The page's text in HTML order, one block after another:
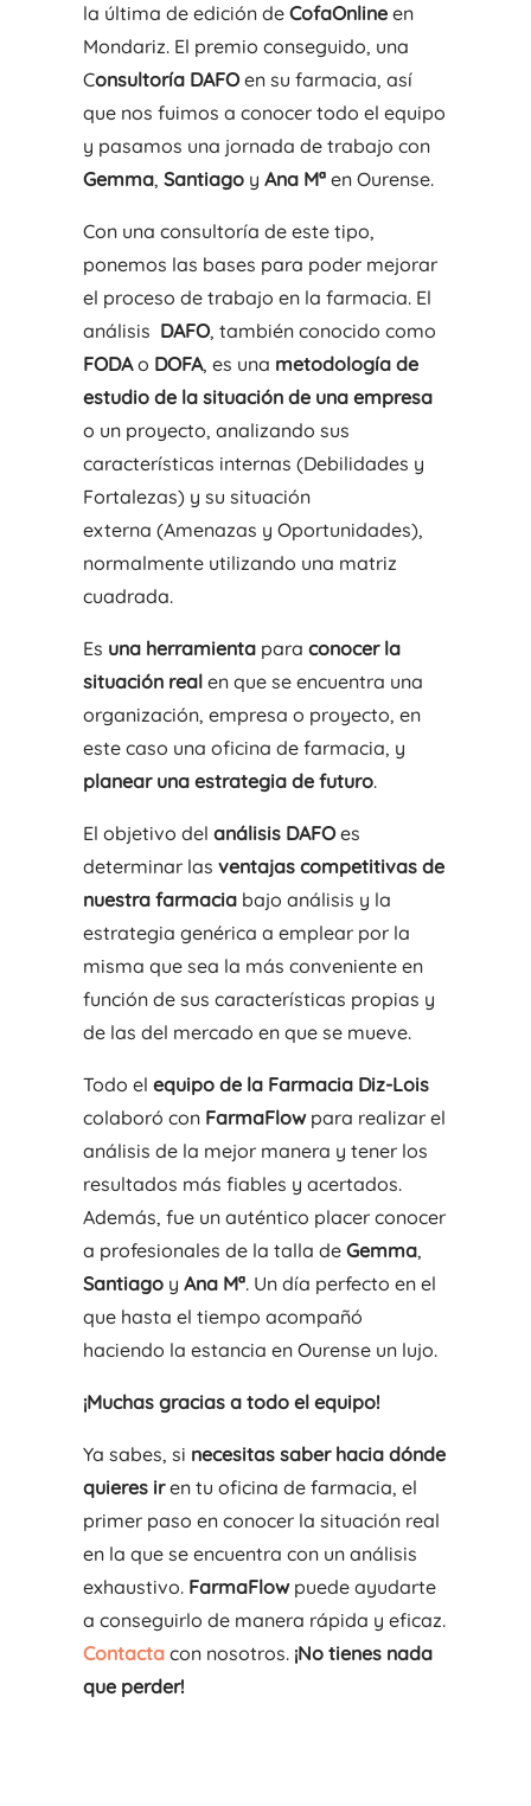
la última de edición de CofaOnlineen
Mondariz. El premio conseguido, una
Consultoría DAFOen su farmacia, así
que nos fuimos a conocer todo el equipo
y pasamos una jornada de trabajo con
Gemma, Santiagoy Ana Mªen Ourense.
Con una consultoría de este tipo,
ponemos las bases para poder mejorar
el proceso de trabajo en la farmacia. El
análisis DAFO, también conocido como
FODAo DOFA, es una metodología de
estudio de la situación de una empresa
o un proyecto, analizando sus
características internas (Debilidades y
Fortalezas) y su situación
externa (Amenazas y Oportunidades),
normalmente utilizando una matriz
cuadrada.
Es una herramientapara conocer la
situación realen que se encuentra una
organización, empresa o proyecto, en
este caso una oficina de farmacia, y
planear una estrategia de futuro.
El objetivo del análisis DAFOes
determinar las ventajas competitivas de
nuestra farmaciabajo análisis y la
estrategia genérica a emplear por la
misma que sea la más conveniente en
función de sus características propias y
de las del mercado en que se mueve.
Todo el equipo de la Farmacia Diz-Lois
colaboró con FarmaFlowpara realizar el
análisis de la mejor manera y tener los
resultados más fiables y acertados.
Además, fue un auténtico placer conocer
a profesionales de la talla de Gemma,
Santiagoy Ana Mª. Un día perfecto en el
que hasta el tiempo acompañó
haciendo la estancia en Ourense un lujo.
¡Muchas gracias a todo el equipo!
Ya sabes, si necesitas saber hacia dónde
quieres iren tu oficina de farmacia, el
primer paso en conocer la situación real
en la que se encuentra con un análisis
exhaustivo. FarmaFlowpuede ayudarte
a conseguirlo de manera rápida y eficaz.
Contactacon nosotros. ¡No tienes nada
que perder!